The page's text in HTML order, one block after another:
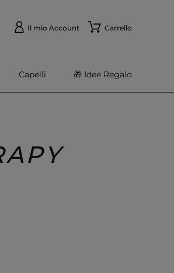
Il mio Account Carrello
Capelli 🎁 Idee Regalo